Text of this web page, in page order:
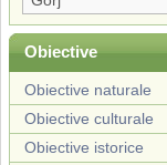
Obiective
Obiective naturale
Obiective culturale
Obiective istorice